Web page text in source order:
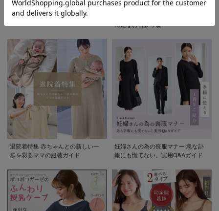
助産院監修シリーズ
清楚なお宮参り服
退院着特集 赤ちゃんとの新しい一
歩を彩るママの服装ガイド
妊婦さんの為の喪服マナー 急な訃
報にも慌てない。実用Q&Aガイド